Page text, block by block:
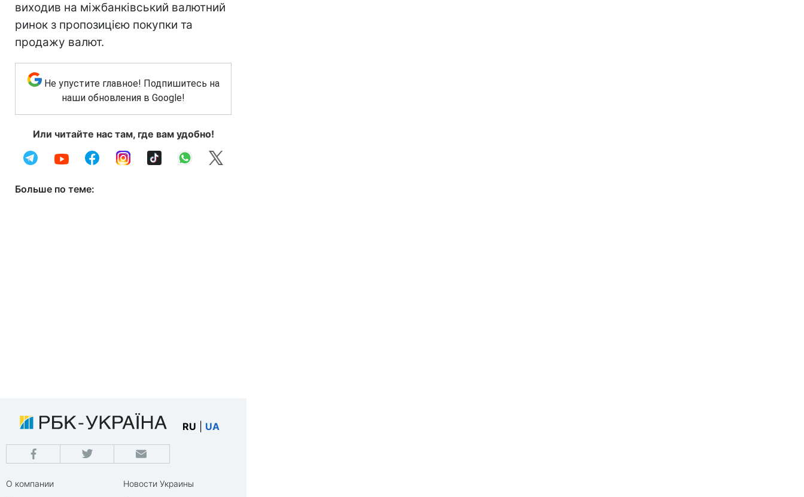
виходив на міжбанківський валютний
ринок з пропозицією покупки та
продажу валют.
Не упустите главное! Подпишитесь на
наши обновления в Google!
Или читайте нас там, где вам удобно!
Больше по теме:
RU UA
О компании
Новости Украины